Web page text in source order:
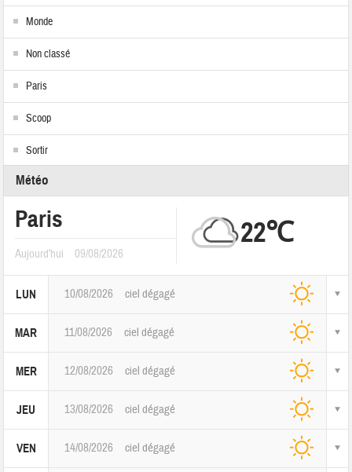
Monde
Non classé
Paris
Scoop
Sortir
Météo
Paris
Aujourd'hui 09/08/2026
22℃
LUN 10/08/2026 ciel dégagé
MAR 11/08/2026 ciel dégagé
MER 12/08/2026 ciel dégagé
JEU 13/08/2026 ciel dégagé
VEN 14/08/2026 ciel dégagé